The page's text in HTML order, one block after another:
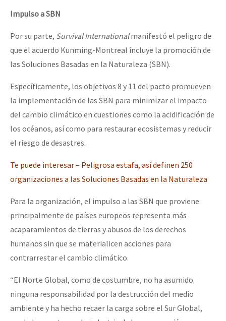
Impulso a SBN
Por su parte, Survival Internationalmanifestó el peligro de
que el acuerdo Kunming-Montreal incluye la promoción de
las Soluciones Basadas en la Naturaleza (SBN).
Específicamente, los objetivos 8 y 11 del pacto promueven
la implementación de las SBN para minimizar el impacto
del cambio climático en cuestiones como la acidificación de
los océanos, así como para restaurar ecosistemas y reducir
el riesgo de desastres.
Te puede interesar – Peligrosa estafa, así definen 250
organizaciones a las Soluciones Basadas en la Naturaleza
Para la organización, el impulso a las SBN que proviene
principalmente de países europeos representa más
acaparamientos de tierras y abusos de los derechos
humanos sin que se materialicen acciones para
contrarrestar el cambio climático.
“El Norte Global, como de costumbre, no ha asumido
ninguna responsabilidad por la destrucción del medio
ambiente y ha hecho recaer la carga sobre el Sur Global,